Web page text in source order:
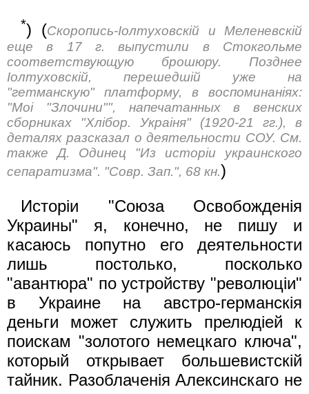
*) (Скоропись-Iолтуховскiй и Меленевскiй
еще в 17 г. выпустили в Стокгольме
соответствующую брошюру. Позднее
Iолтуховскiй, перешедшiй уже на
"гетманскую" платформу, в воспоминанiях:
"Moi "Злочини"", напечатанных в венских
сборниках "Хлiбор. Украiня" (1920-21 гг.), в
деталях разсказал о деятельности СОУ. См.
также Д. Одинец "Из исторiи украинского
сепаратизма". "Совр. Зап.", 68 кн.)
Исторiи "Союза Освобожденiя
Украины" я, конечно, не пишу и
касаюсь попутно его деятельности
лишь постолько, посколько
"авантюра" по устройству "революцiи"
в Украине на австро-германскiя
деньги может служить прелюдieй к
поискам "золотого немецкаго ключа",
который открывает большевистскiй
тайник. Разоблаченiя Алексинскаго не